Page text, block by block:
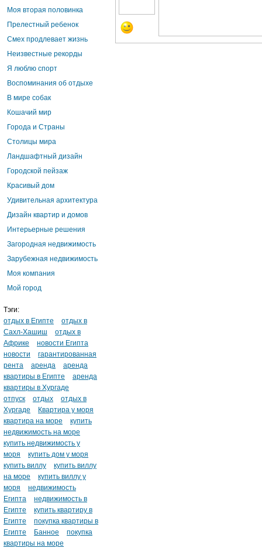
Моя вторая половинка
Прелестный ребенок
Смех продлевает жизнь
Неизвестные рекорды
Я люблю спорт
Воспоминания об отдыхе
В мире собак
Кошачий мир
Города и Страны
Столицы мира
Ландшафтный дизайн
Городской пейзаж
Красивый дом
Удивительная архитектура
Дизайн квартир и домов
Интерьерные решения
Загородная недвижимость
Зарубежная недвижимость
Моя компания
Мой город
Тэги:
отдых в Египте
отдых в
Сахл-Хашиш
отдых в
Африке
новости Египта
новости
гарантированная
рента
аренда
аренда
квартиры в Египте
аренда
квартиры в Хургаде
отпуск
отдых
отдых в
Хургаде
Квартира у моря
квартира на море
купить
недвижимость на море
купить недвижимость у
моря
купить дом у моря
купить виллу
купить виллу
на море
купить виллу у
моря
недвижимость
Египта
недвижимость в
Египте
купить квартиру в
Египте
покупка квартиры в
Египте
Банное
покупка
квартиры на море